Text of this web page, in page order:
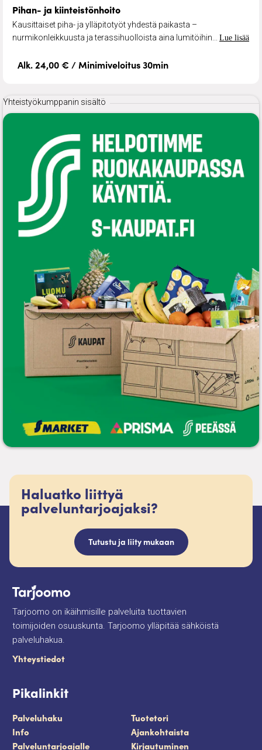
Pihan- ja kiinteistönhoito
Kausittaiset piha- ja ylläpitotyöt yhdestä paikasta –
nurmikonleikkuusta ja terassihuolloista aina lumitöihin... Lue lisää
Alk. 24,00 € / Minimiveloitus 30min
Yhteistyökumppanin sisältö
Haluatko liittyä
palveluntarjoajaksi?
Tutustu ja liity mukaan
Tarjoomo on ikäihmisille palveluita tuottavien
toimijoiden osuuskunta. Tarjoomo ylläpitää sähköistä
palveluhakua.
Yhteystiedot
Pikalinkit
Palveluhaku
Tuotetori
Info
Ajankohtaista
Palveluntarjoajalle
Kirjautuminen